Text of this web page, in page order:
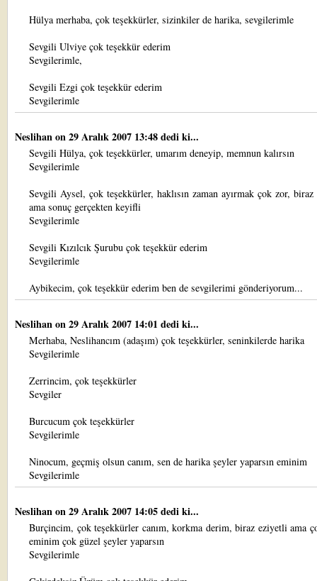
Hülya merhaba, çok teşekkürler, sizinkiler de harika, sevgilerimle
Sevgili Ulviye çok teşekkür ederim
Sevgilerimle,
Sevgili Ezgi çok teşekkür ederim
Sevgilerimle
Neslihanon 29 Aralık 2007 13:48 dedi ki...
Sevgili Hülya, çok teşekkürler, umarım deneyip, memnun kalırsın
Sevgilerimle
Sevgili Aysel, çok teşekkürler, haklısın zaman ayırmak çok zor,
ama sonuç gerçekten keyifli
Sevgilerimle
Sevgili Kızılcık Şurubu çok teşekkür ederim
Sevgilerimle
Aybikecim, çok teşekkür ederim ben de sevgilerimi gönderiyorum...
Neslihanon 29 Aralık 2007 14:01 dedi ki...
Merhaba, Neslihancım (adaşım) çok teşekkürler, seninkilerde harika
Sevgilerimle
Zerrincim, çok teşekkürler
Sevgiler
Burcucum çok teşekkürler
Sevgilerimle
Ninocum, geçmiş olsun canım, sen de harika şeyler yaparsın eminim
Sevgilerimle
Neslihanon 29 Aralık 2007 14:05 dedi ki...
Burçincim, çok teşekkürler canım, korkma derim, biraz eziyetli ama
eminim çok güzel şeyler yaparsın
Sevgilerimle